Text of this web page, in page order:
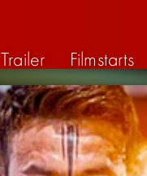
Trailer Filmstarts